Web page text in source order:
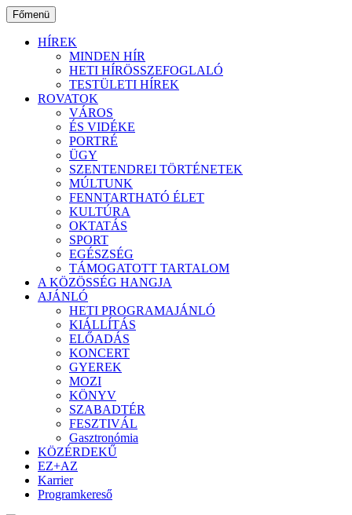
Ugrás
a
tartalomhoz
Főmenü
HÍREK
MINDEN HÍR
HETI HÍRÖSSZEFOGLALÓ
TESTÜLETI HÍREK
ROVATOK
VÁROS
ÉS VIDÉKE
PORTRÉ
ÜGY
SZENTENDREI TÖRTÉNETEK
MÚLTUNK
FENNTARTHATÓ ÉLET
KULTÚRA
OKTATÁS
SPORT
EGÉSZSÉG
TÁMOGATOTT TARTALOM
A KÖZÖSSÉG HANGJA
AJÁNLÓ
HETI PROGRAMAJÁNLÓ
KIÁLLÍTÁS
ELŐADÁS
KONCERT
GYEREK
MOZI
KÖNYV
SZABADTÉR
FESZTIVÁL
Gasztronómia
KÖZÉRDEKŰ
EZ+AZ
Karrier
Programkereső